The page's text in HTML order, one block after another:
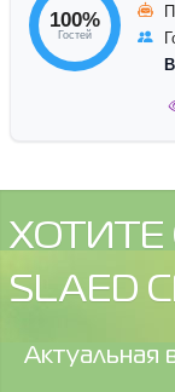
100%
Гостей
SLAED
Aктуальная